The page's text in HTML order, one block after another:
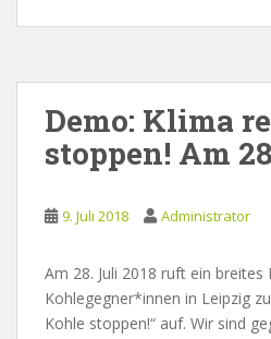
Demo: Klima
stoppen! Am
9. Juli 2018 Administrator
Am 28. Juli 2018 ruft ein breites
Kohlegegner*innen in Leipzig
Kohle stoppen!“ auf. Wir sind